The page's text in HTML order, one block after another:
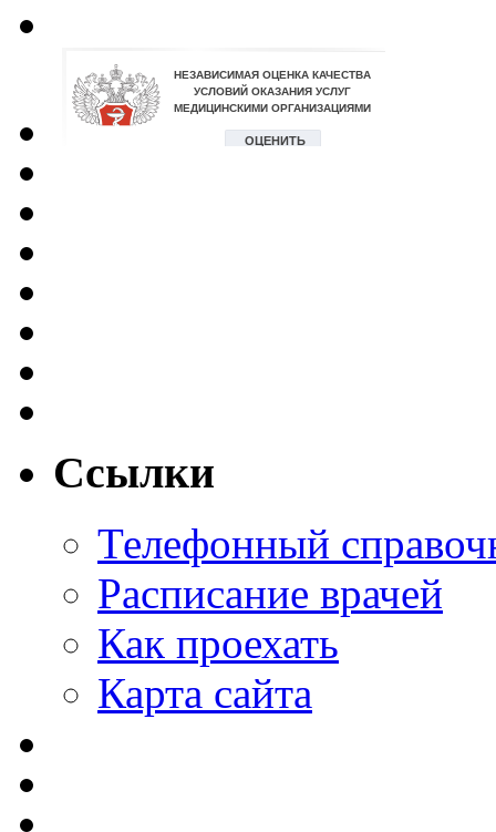
Ссылки
Телефонный
Расписание врачей
Как проехать
Карта сайта